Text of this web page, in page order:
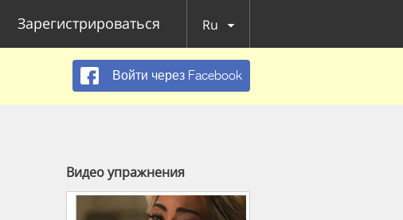
Зарегистрироваться Ru
Войти через Facebook
Видео упражнения